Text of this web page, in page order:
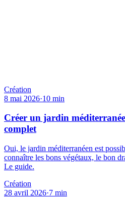
Création
8 mai 2026·10 min
Créer un jardin
complet
Oui, le jardin méditerranéen est
connaître les bons végétaux, le bon
Le guide.
Création
28 avril 2026·7 min